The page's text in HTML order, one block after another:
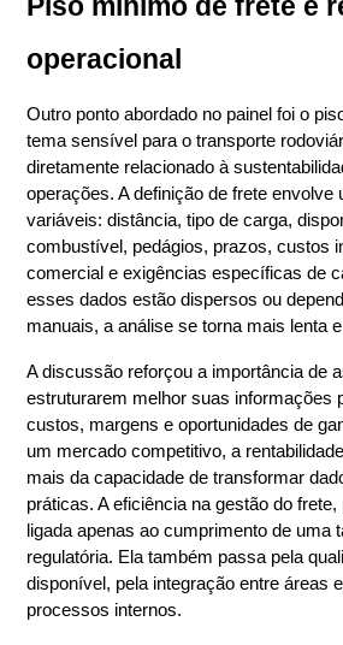
Piso mínimo de frete e
operacional
Outro ponto abordado no painel foi o
tema sensível para o transporte
diretamente relacionado à
operações. A definição de frete envolve
variáveis: distância, tipo de carga,
combustível, pedágios, prazos, custos
comercial e exigências específicas de
esses dados estão dispersos ou
manuais, a análise se torna mais lenta
A discussão reforçou a importância de
estruturarem melhor suas informações
custos, margens e oportunidades de
um mercado competitivo, a
mais da capacidade de transformar
práticas. A eficiência na gestão do
ligada apenas ao cumprimento de uma
regulatória. Ela também passa pela
disponível, pela integração entre áreas
processos internos.